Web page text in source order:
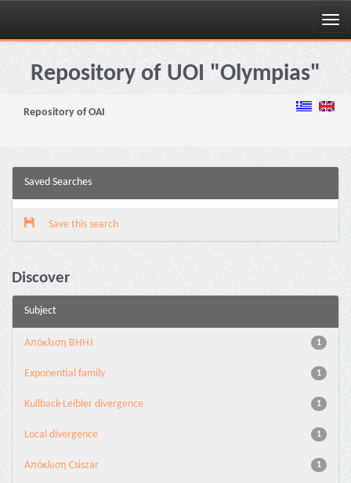
Skip
navigationRepository of UOI "Olympias"
Repository of OAI
Saved Searches
Save this search
Discover
Subject
1
Aπόκλιση BHHJ
1
Exponential family
1
Kullback-Leibler divergence
1
Local divergence
1
Απόκλιση Csiszar